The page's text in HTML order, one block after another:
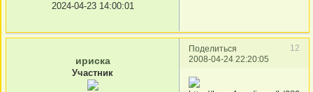
2024-04-23 14:00:01
Поделиться
12
2008-04-24 22:20:05
ириска
Участник